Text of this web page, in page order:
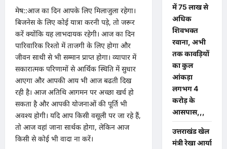
मेष::आज का दिन आपके लिए मिलाजुला रहेगा।
बिजनेस के लिए कोई यात्रा करनी पड़े, तो जरूर
करें क्योंकि यह लाभदायक रहेगी। आज का दिन
पारिवारिक रिश्तो में ताजगी के लिए होगा और
जीवन साथी से भी सम्मान प्राप्त होगा। व्यापार में
सकारात्मक परिणामों से आर्थिक स्थिति में सुधार
आएगा और आपकी आय भी आज बढती दिख
रही है। आज अतिथि आगमन पर अच्छा खर्च हो
सकता है और आपकी योजनाओं की पूर्ति भी
अवश्य होगी। यदि आप किसी वसूली पर जा रहे हैं,
तो आज वहां जाना सार्थक होगा, लेकिन आज
किसी से कोई भी वादा ना करें।
में 75 लाख से
अधिक
शिवभक्त
रवाना, अभी
तक कावड़ियों
का कुल
आंकड़ा
लगभग 4
करोड़ के
आसपास,,,
उत्तराखंड खेल
मंत्री रेखा आर्या